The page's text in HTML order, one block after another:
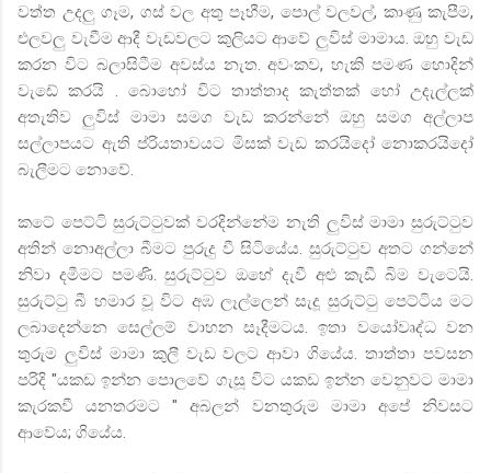
වත්ත උදලු ගෑම, ගස් වල අතු පෑහීම, පොල් වලවල්, කාණු කැපීම,
එලවලු වැවීම ආදී වැඩවලට කුලියට ආවේ ලුවිස් මාමාය .ඔහු වැඩ
කරන විට බලාසිටීම අවස්ය නැත .අවංකව,හැකි පමණ හොදින්
වැඩේ කරයි .බොහෝ විට තාත්තාද කැත්තක් හෝ උදැල්ලක්
අතැතිව ලුවිස් මාමා සමග වැඩ කරන්නේ ඔහු සමග
අල්ලාප
සල්ලාපයට ඇති ප්රියතාවයට මිසක් වැඩ කරයිදෝ නොකරයිදෝ
බැලීමට නොවේ
කටේ පෙට්ටි සුරුට්ටුවක් වරදින්නේම නැති ලුවිස් මාමා සුරුට්ටුව
අතින් නොඅල්ලා බීමට පුරුදු වී සිටියේය .සුරුට්ටුව අතට ගන්නේ
නිවා දමීමට පමණි.සුරුට්ටුව ඔහේ දැවී අළු කැඩී බිම වැටෙයි
සුරුට්ටු බී හමාර වූ විට අඹ ලෑල්ලෙන් සැදූ සුරුට්ටු පෙට්ටිය මට
ලබාදෙන්නෙ සෙල්ලම් වාහන සෑදීමටය .ඉතා වයෝවෘද්ධ වන
තුරුම ලුවිස් මාමා කුලී වැඩ වලට ආවා ගියේය .තාත්තා පවසන
පරිදි "යකඩ ඉන්න පොලවේ ගැසූ විට යකඩ ඉන්න වෙනුවට මාමා
කැරකවී
යනතරමට "අබලන් වනතුරුම මාමා අපේ
නිවසට
ආවේය; ගියේය